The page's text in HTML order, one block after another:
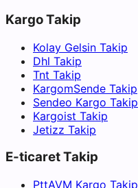
Kargo Takip
Kolay Gelsin Takip
Dhl Takip
Tnt Takip
KargomSende Takip
Sendeo Kargo Takip
Kargoist Takip
Jetizz Takip
E-ticaret Takip
PttAVM Kargo Takip